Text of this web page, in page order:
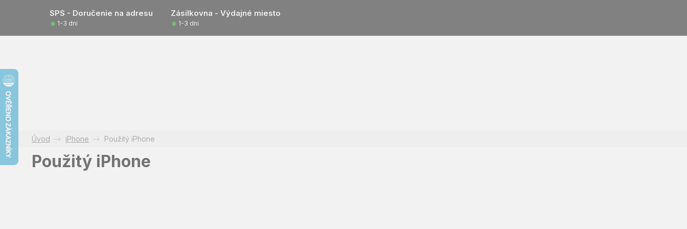
SPS - Doručenie na adresu Zásilkovna - Výdajné miesto
1-3 dni 1-3 dni
iPhone Použitý iPhone
Použitý iPhone